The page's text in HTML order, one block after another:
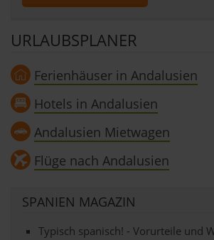
URLAUBSPLANER
Ferienhäuser in Andalusien
Hotels in Andalusien
Andalusien Mietwagen
Flüge nach Andalusien
SPANIEN MAGAZIN
Typisch spanisch! - Vorurteile und